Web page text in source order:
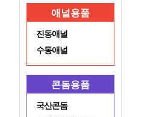
애널용품
진동애널
수동애널
콘돔용품
국산콘돔